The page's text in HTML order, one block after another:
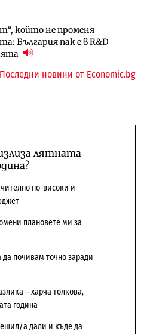
който не променя
България пак е в R&D
е намалял, че големи
да се откажат
Google
ще строи огромен
и отбранителен център в
Последни новини от Economic.bg
лятната
по-високи и
плановете ми за
да почивам точно заради
– харча толкова,
година
а дали и къде да